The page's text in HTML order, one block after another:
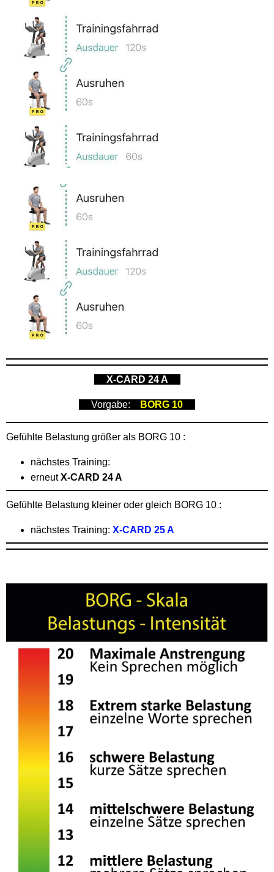
X-CARD 24 A
Vorgabe: BORG 10
Gefühlte Belastung größer als BORG 10 :
nächstes Training:
erneutX-CARD 24 A
Gefühlte Belastung kleiner oder gleich BORG 10 :
nächstes Training: X-CARD 25 A